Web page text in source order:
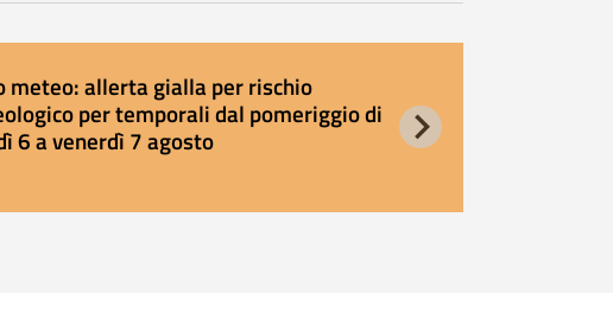
meteo: allerta gialla per rischio
per temporali dal pomeriggio di
6 a venerdì 7 agosto